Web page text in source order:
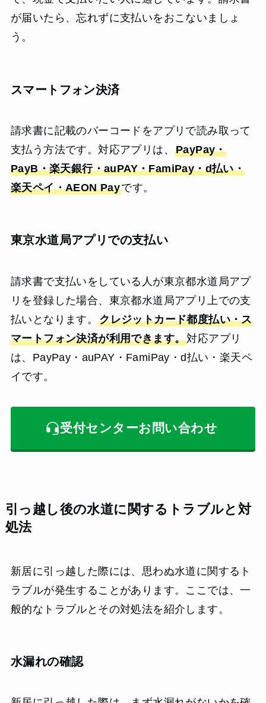
が届いたら、忘れずに支払いをおこないましょ
う。
スマートフォン決済
請求書に記載のバーコードをアプリで読み取って
支払う方法です。対応アプリは、 PayPay・
PayB・楽天銀行・auPAY・FamiPay・d払い・
楽天ペイ・AEON Payです。
東京水道局アプリでの支払い
請求書で支払いをしている人が東京都水道局アプ
リを登録した場合、東京都水道局アプリ上での支
払いとなります。クレジットカード都度払い・ス
マートフォン決済が利用できます。対応アプリ
は、PayPay・auPAY・FamiPay・d払い・楽天ペ
イです。
受付センターお問い合わせ
引っ越し後の水道に関するトラブルと対
処法
新居に引っ越した際には、思わぬ水道に関するト
ラブルが発生することがあります。ここでは、一
般的なトラブルとその対処法を紹介します。
水漏れの確認